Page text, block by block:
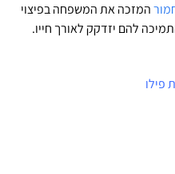
המזכה את המשפחה בפיצוי
להם יזדקק לאורך חייו.
פילו